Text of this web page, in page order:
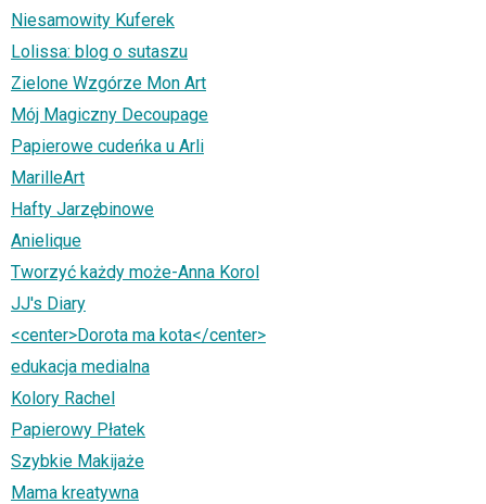
Niesamowity Kuferek
Lolissa: blog o sutaszu
Zielone Wzgórze Mon Art
Mój Magiczny Decoupage
Papierowe cudeńka u Arli
MarilleArt
Hafty Jarzębinowe
Anielique
Tworzyć każdy może-Anna Korol
JJ's Diary
<center>Dorota ma kota</center>
edukacja medialna
Kolory Rachel
Papierowy Płatek
Szybkie Makijaże
Mama kreatywna